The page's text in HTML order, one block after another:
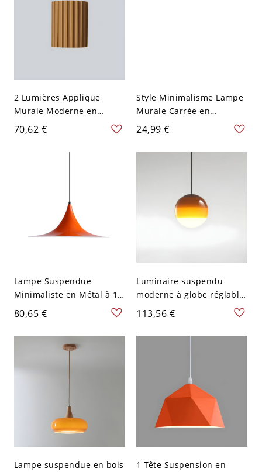
2 Lumières Applique
Murale Moderne en
Résine Côtelée Demi-
Cylindre Lampe Murale
pour Salon - 110 V-120 V
70,62 €
Style Minimalisme Lampe
Murale Carrée en
Acrylique Applique
Murale Intérieure à 1
Lumière - 110 V-120 V
24,99 €
Lampe Suspendue
Minimaliste en Métal à 1
Tête avec Abat-Jour en
Trompette Orange de 16"
de Largeur pour Plafond
80,65 €
Luminaire suspendu
moderne à globe réglable
en hauteur avec abat-jour
en verre - 110 V-120 V
Orange
113,56 €
Lampe suspendue en bois
1 Tête Suspension en